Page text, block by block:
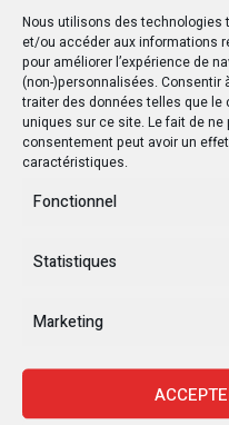
Nous utilisons des
et/ou accéder aux informations
pour améliorer l’expérience de
(non-)personnalisées.
traiter des données telles que le
uniques sur ce site. Le fait de
consentement peut avoir un
caractéristiques.
Fonctionnel
Statistiques
Marketing
12 août 2021 Par
Ituri : Bira et
accord de paix
la MONUSCO
Les communautés Bira et
paix et mettre fin au conflit
pour la paix et la